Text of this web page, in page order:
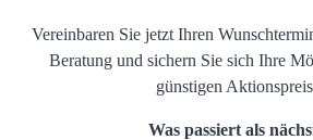
Vereinbaren Sie jetzt Ihren
Beratung und sichern Sie sich Ihre
günstigen
Was passiert als